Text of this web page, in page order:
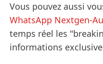
Vous pouvez aussi
WhatsApp Nextgen-
temps réel les
informations